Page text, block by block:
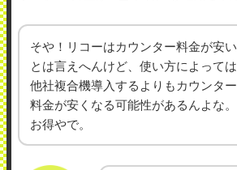
そや！リコーはカウンター料金が安い
とは言えへんけど、使い方によっては
他社複合機導入するよりもカウンター
料金が安くなる可能性があるんよな。
お得やで。